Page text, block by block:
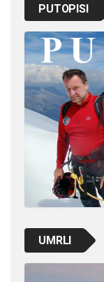
PUTOPISI
UMRLI